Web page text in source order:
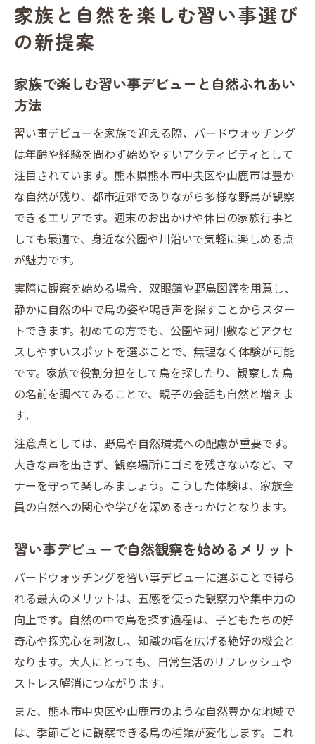
家族と自然を楽しむ習い事選び
の新提案
家族で楽しむ習い事デビューと自然ふれあい
方法
習い事デビューを家族で迎える際、バードウォッチング
は年齢や経験を問わず始めやすいアクティビティとして
注目されています。熊本県熊本市中央区や山鹿市は豊か
な自然が残り、都市近郊でありながら多様な野鳥が観察
できるエリアです。週末のお出かけや休日の家族行事と
しても最適で、身近な公園や川沿いで気軽に楽しめる点
が魅力です。
実際に観察を始める場合、双眼鏡や野鳥図鑑を用意し、
静かに自然の中で鳥の姿や鳴き声を探すことからスター
トできます。初めての方でも、公園や河川敷などアクセ
スしやすいスポットを選ぶことで、無理なく体験が可能
です。家族で役割分担をして鳥を探したり、観察した鳥
の名前を調べてみることで、親子の会話も自然と増えま
す。
注意点としては、野鳥や自然環境への配慮が重要です。
大きな声を出さず、観察場所にゴミを残さないなど、マ
ナーを守って楽しみましょう。こうした体験は、家族全
員の自然への関心や学びを深めるきっかけとなります。
習い事デビューで自然観察を始めるメリット
バードウォッチングを習い事デビューに選ぶことで得ら
れる最大のメリットは、五感を使った観察力や集中力の
向上です。自然の中で鳥を探す過程は、子どもたちの好
奇心や探究心を刺激し、知識の幅を広げる絶好の機会と
なります。大人にとっても、日常生活のリフレッシュや
ストレス解消につながります。
また、熊本市中央区や山鹿市のような自然豊かな地域で
は、季節ごとに観察できる鳥の種類が変化します。これ